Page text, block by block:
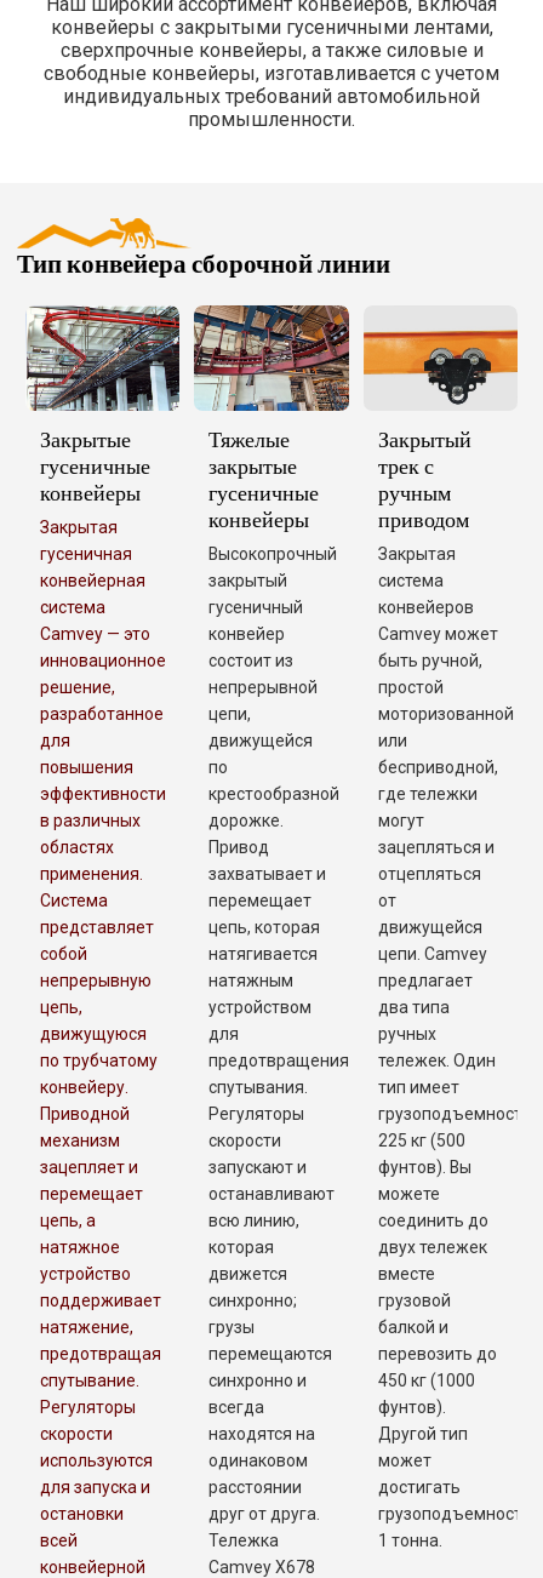
конвейеры с закрытыми гусеничными лентами,
сверхпрочные конвейеры, а также силовые и
свободные конвейеры, изготавливается с учетом
индивидуальных требований автомобильной
промышленности.
Тип конвейера сборочной линии
Закрытые
гусеничные
конвейеры
Закрытая
гусеничная
конвейерная
система
Camvey — это
инновационное
решение,
разработанное
для
повышения
эффективности
в различных
областях
применения.
Система
представляет
собой
непрерывную
цепь,
движущуюся
по трубчатому
конвейеру.
Приводной
механизм
зацепляет и
перемещает
цепь, а
натяжное
устройство
поддерживает
натяжение,
предотвращая
спутывание.
Регуляторы
скорости
используются
для запуска и
остановки
всей
конвейерной
Тяжелые
закрытые
гусеничные
конвейеры
Высокопрочный
закрытый
гусеничный
конвейер
состоит из
непрерывной
цепи,
движущейся
по
крестообразной
дорожке.
Привод
захватывает и
перемещает
цепь, которая
натягивается
натяжным
устройством
для
предотвращения
спутывания.
Регуляторы
скорости
запускают и
останавливают
всю линию,
которая
движется
синхронно;
грузы
перемещаются
синхронно и
всегда
находятся на
одинаковом
расстоянии
друг от друга.
Тележка
Camvey X678
Закрытый
трек с
ручным
приводом
Закрытая
система
конвейеров
Camvey может
быть ручной,
простой
моторизованной
или
бесприводной,
где тележки
могут
зацепляться и
отцепляться
от
движущейся
цепи. Camvey
предлагает
два типа
ручных
тележек. Один
тип имеет
грузоподъемность
225 кг (500
фунтов). Вы
можете
соединить до
двух тележек
вместе
грузовой
балкой и
перевозить до
450 кг (1000
фунтов).
Другой тип
может
достигать
грузоподъемности
1 тонна.